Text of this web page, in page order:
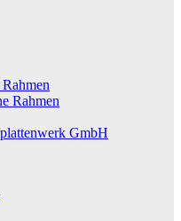
Rahmen
GmbH